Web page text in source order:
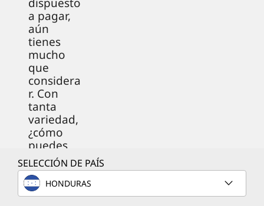
dispuesto
a pagar,
aún
tienes
mucho
que
considera
r. Con
tanta
variedad,
¿cómo
puedes
llegar a la
laptop
indicada?.
..Leer
SELECCIÓN DE PAÍS
HONDURAS